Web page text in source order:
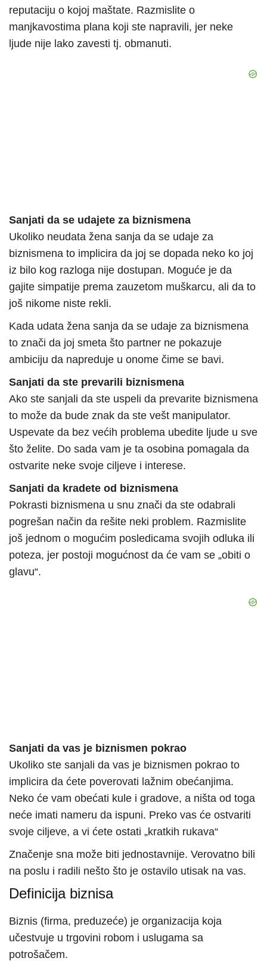
reputaciju o kojoj maštate. Razmislite o
manjkavostima plana koji ste napravili, jer neke
ljude nije lako zavesti tj. obmanuti.
Sanjati da se udajete za biznismena
Ukoliko neudata žena sanja da se udaje za
biznismena to implicira da joj se dopada neko ko joj
iz bilo kog razloga nije dostupan. Moguće je da
gajite simpatije prema zauzetom muškarcu, ali da to
još nikome niste rekli.
Kada udata žena sanja da se udaje za biznismena
to znači da joj smeta što partner ne pokazuje
ambiciju da napreduje u onome čime se bavi.
Sanjati da ste prevarili biznismena
Ako ste sanjali da ste uspeli da prevarite biznismena
to može da bude znak da ste vešt manipulator.
Uspevate da bez većih problema ubedite ljude u sve
što želite. Do sada vam je ta osobina pomagala da
ostvarite neke svoje ciljeve i interese.
Sanjati da kradete od biznismena
Pokrasti biznismena u snu znači da ste odabrali
pogrešan način da rešite neki problem. Razmislite
još jednom o mogućim posledicama svojih odluka ili
poteza, jer postoji mogućnost da će vam se „obiti o
glavu“.
Sanjati da vas je biznismen pokrao
Ukoliko ste sanjali da vas je biznismen pokrao to
implicira da ćete poverovati lažnim obećanjima.
Neko će vam obećati kule i gradove, a ništa od toga
neće imati nameru da ispuni. Preko vas će ostvariti
svoje ciljeve, a vi ćete ostati „kratkih rukava“
Značenje sna može biti jednostavnije. Verovatno bili
na poslu i radili nešto što je ostavilo utisak na vas.
Definicija biznisa
Biznis (firma, preduzeće) je organizacija koja
učestvuje u trgovini robom i uslugama sa
potrošačem.